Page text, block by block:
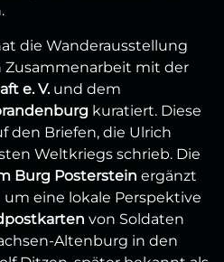
die Wanderausstellung
Zusammenarbeit mit der
e. V.und dem
kuratiert. Diese
den Briefen, die Ulrich
Weltkriegs schrieb. Die
Burg Posterstein ergänzt
eine lokale Perspektive
von Soldaten
Altenburg in den